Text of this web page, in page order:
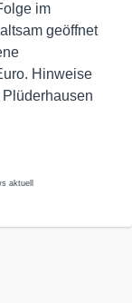
im
geöffnet
Hinweise
aktuell